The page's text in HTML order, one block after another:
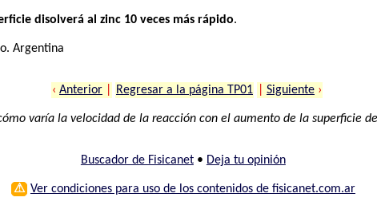
disolverá al zinc 10 veces más rápido.
. Argentina
‹ Anterior Regresar a la página TP01 Siguiente ›
varía la velocidad de la reacción con el aumento de la superficie
Buscador de Fisicanet• Deja tu opinión
⚠ Ver condiciones para uso de los contenidos de fisicanet.com.ar